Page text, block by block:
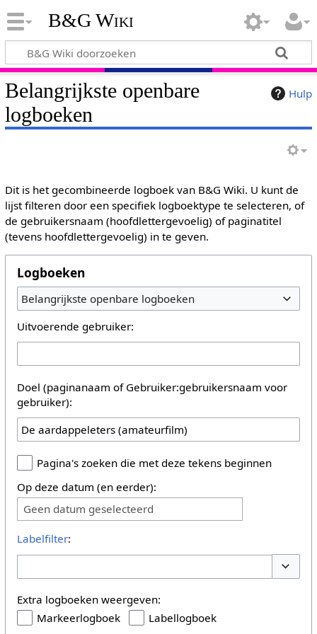
B&G Wiki
Hulp
Belangrijkste openbare
logboeken
Dit is het gecombineerde logboek van B&G Wiki. U kunt de
lijst filteren door een specifiek logboektype te selecteren, of
de gebruikersnaam (hoofdlettergevoelig) of paginatitel
(tevens hoofdlettergevoelig) in te geven.
Logboeken
Belangrijkste openbare logboeken
Uitvoerende gebruiker:
Doel (paginanaam of Gebruiker:gebruikersnaam voor
gebruiker):
Pagina's zoeken die met deze tekens beginnen
Op deze datum (en eerder):
Geen datum geselecteerd
Labelfilter:
Extra logboeken weergeven:
Markeerlogboek
Labellogboek